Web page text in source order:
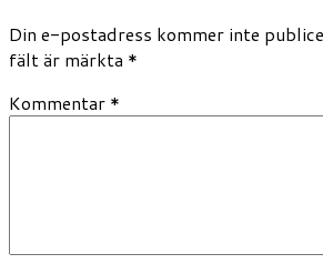
Din e-postadress kommer inte
fält är märkta *
Kommentar *